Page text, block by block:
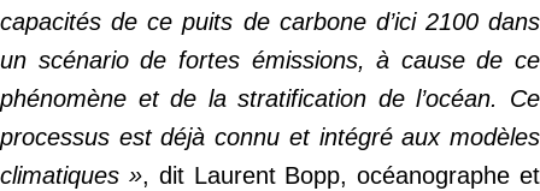
capacités de ce puits de carbone d’ici 2100 dans
un scénario de fortes émissions, à cause de ce
phénomène et de la stratification de l’océan. Ce
processus est déjà connu et intégré aux modèles
climatiques », dit Laurent Bopp, océanographe et